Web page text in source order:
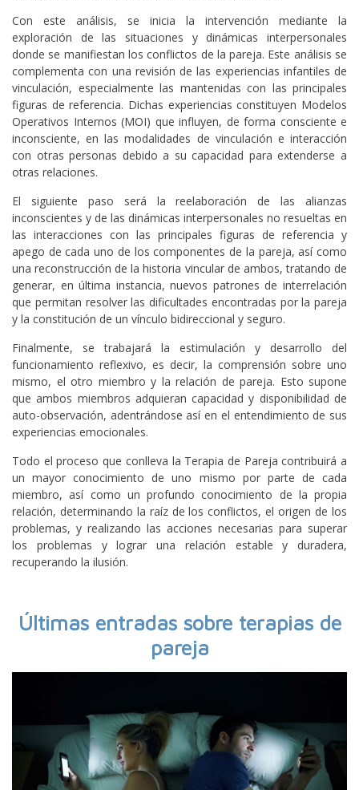
Con este análisis, se inicia la intervención mediante la
exploración de las situaciones y dinámicas interpersonales
donde se manifiestan los conflictos de la pareja. Este análisis se
complementa con una revisión de las experiencias infantiles de
vinculación, especialmente las mantenidas con las principales
figuras de referencia. Dichas experiencias constituyen Modelos
Operativos Internos (MOI) que influyen, de forma consciente e
inconsciente, en las modalidades de vinculación e interacción
con otras personas debido a su capacidad para extenderse a
otras relaciones.
El siguiente paso será la reelaboración de las alianzas
inconscientes y de las dinámicas interpersonales no resueltas en
las interacciones con las principales figuras de referencia y
apego de cada uno de los componentes de la pareja, así como
una reconstrucción de la historia vincular de ambos, tratando de
generar, en última instancia, nuevos patrones de interrelación
que permitan resolver las dificultades encontradas por la pareja
y la constitución de un vínculo bidireccional y seguro.
Finalmente, se trabajará la estimulación y desarrollo del
funcionamiento reflexivo, es decir, la comprensión sobre uno
mismo, el otro miembro y la relación de pareja. Esto supone
que ambos miembros adquieran capacidad y disponibilidad de
auto-observación, adentrándose así en el entendimiento de sus
experiencias emocionales.
Todo el proceso que conlleva la Terapia de Pareja contribuirá a
un mayor conocimiento de uno mismo por parte de cada
miembro, así como un profundo conocimiento de la propia
relación, determinando la raíz de los conflictos, el origen de los
problemas, y realizando las acciones necesarias para superar
los problemas y lograr una relación estable y duradera,
recuperando la ilusión.
Últimas entradas sobre terapias de
pareja